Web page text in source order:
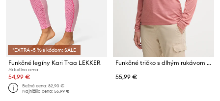
*EXTRA -5 % s kódom: SALE
Funkčné legíny Kari Traa LEKKER
Aktuálna cena:
54,99 €
Bežná cena:82,90 €
Najnižšia cena:56,99 €
Funkčné tričko s dlhým rukávom Salewa Puez Melange Dry
55,99 €